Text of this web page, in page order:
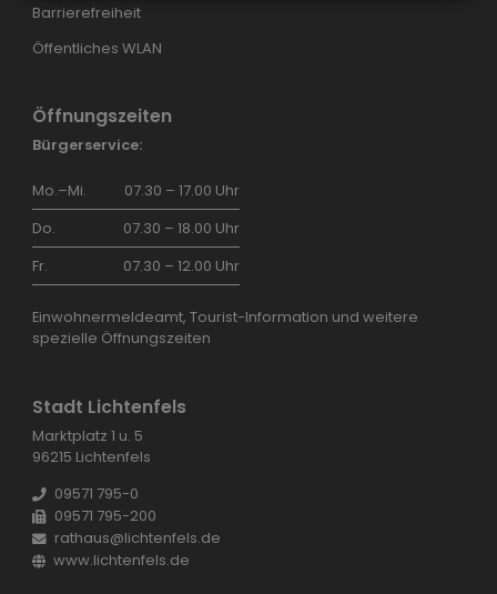
Barrierefreiheit
Öffentliches WLAN
Öffnungszeiten
Bürgerservice:
Mo.–Mi.
07.30 – 17.00 Uhr
Do.
07.30 – 18.00 Uhr
Fr.
07.30 – 12.00 Uhr
Einwohnermeldeamt, Tourist-Information und weitere
spezielle Öffnungszeiten
Stadt Lichtenfels
Marktplatz 1 u. 5
96215 Lichtenfels
09571 795-0
09571 795-200
rathaus@lichtenfels.de
www.lichtenfels.de